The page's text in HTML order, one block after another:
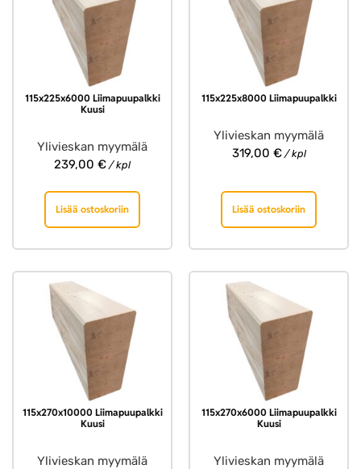
115x225x6000 Liimapuupalkki
Kuusi
Ylivieskan myymälä
239,00 € / kpl
Lisää ostoskoriin
115x225x8000 Liimapuupalkki
Ylivieskan myymälä
319,00 €/ kpl
Lisää ostoskoriin
115x270x10000 Liimapuupalkki
Kuusi
Ylivieskan myymälä
115x270x6000 Liimapuupalkki
Kuusi
Ylivieskan myymälä